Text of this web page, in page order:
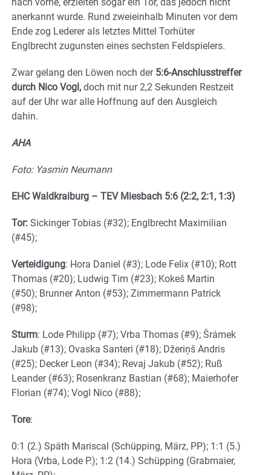
anerkannt wurde. Rund zweieinhalb Minuten vor dem
Ende zog Lederer als letztes Mittel Torhüter
Englbrecht zugunsten eines sechsten Feldspielers.
Zwar gelang den Löwen noch der5:6-Anschlusstreffer
durch Nico Vogl, doch mit nur 2,2 Sekunden Restzeit
auf der Uhr war alle Hoffnung auf den Ausgleich
dahin.
AHA
Foto: Yasmin Neumann
EHC Waldkraiburg – TEV Miesbach 5:6 (2:2, 2:1, 1:3)
Tor: Sickinger Tobias (#32); Englbrecht Maximilian
(#45);
Verteidigung: Hora Daniel (#3); Lode Felix (#10); Rott
Thomas (#20); Ludwig Tim (#23); Kokeš Martin
(#50); Brunner Anton (#53); Zimmermann Patrick
(#98);
Sturm: Lode Philipp (#7); Vrba Thomas (#9); Šrámek
Jakub (#13); Ovaska Santeri (#18); Džeriņš Andris
(#25); Decker Leon (#34); Revaj Jakub (#52); Ruß
Leander (#63); Rosenkranz Bastian (#68); Maierhofer
Florian (#74); Vogl Nico (#88);
Tore:
0:1 (2.) Späth Mariscal (Schüpping, März, PP); 1:1 (5.)
Hora (Vrba, Lode P.); 1:2 (14.) Schüpping (Grabmaier,